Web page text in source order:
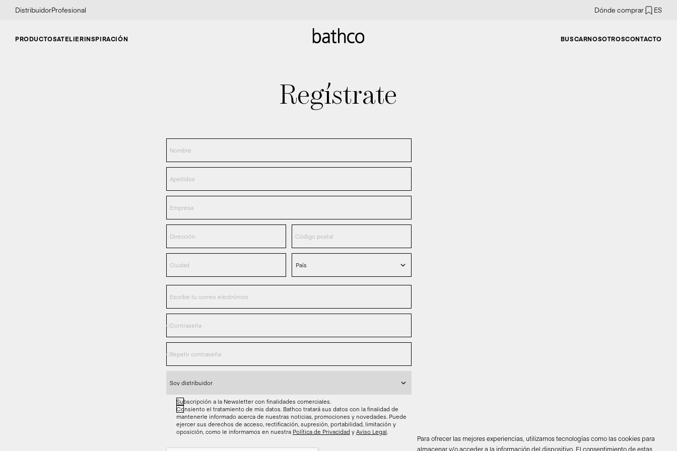
Para ofrecer las mejores experiencias, utilizamos tecnologías como las cookies para
almacenar y/o acceder a la información del dispositivo. El consentimiento de estas
DistribuidorProfesional Dónde comprar ES
PRODUCTOSATELIERINSPIRACIÓN BUSCARNOSOTROSCONTACTO
Regístrate
Subscripción a la Newsletter con finalidades comerciales.
Consiento el tratamiento de mis datos. Bathco tratará sus datos con la finalidad de
mantenerle informado acerca de nuestras noticias, promociones y novedades. Puede
ejercer sus derechos de acceso, rectificación, supresión, portabilidad, limitación y
oposición, como le informamos en nuestra Política de Privacidad y Aviso Legal.